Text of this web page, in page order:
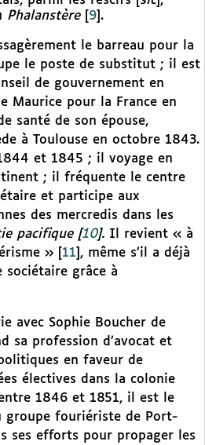
Phalanstère[ 9 .
le barreau pour la
le poste de substitut ; il est
de gouvernement en
Maurice pour la France en
santé de son épouse,
à Toulouse en octobre 1843.
et 1845 ; il voyage en
; il fréquente le centre
et participe aux
des mercredis dans les
pacifique[10]. Il revient « à
»
11 , même s’il a déjà
grâce à
avec Sophie Boucher de
sa profession d’avocat et
en faveur de
électives dans la colonie
1846 et 1851, il est le
groupe fouriériste de Port-
ses efforts pour propager les